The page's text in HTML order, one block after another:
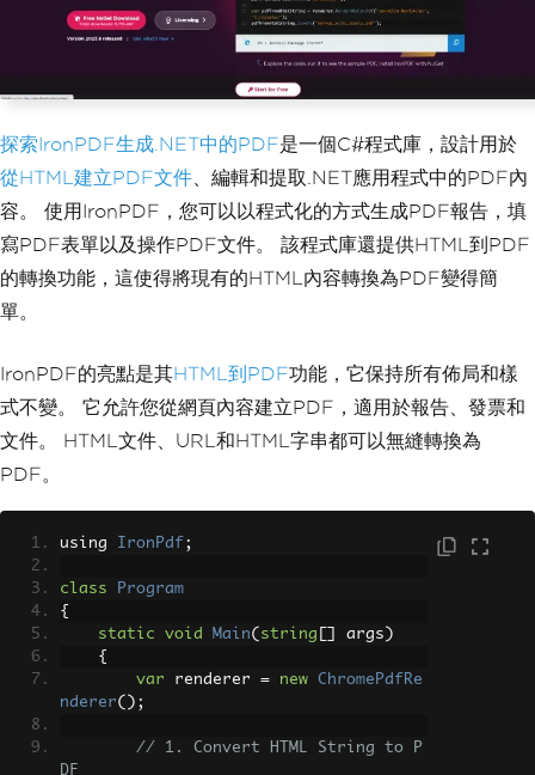
探索IronPDF生成.NET中的PDF是一個C#程式庫，設計用於
從HTML建立PDF文件 、編輯和提取.NET應用程式中的PDF內
容。 使用IronPDF，您可以以程式化的方式生成PDF報告，填
寫PDF表單以及操作PDF文件。 該程式庫還提供HTML到PDF
的轉換功能，這使得將現有的HTML內容轉換為PDF變得簡
單。
IronPDF的亮點是其HTML到PDF功能，它保持所有佈局和樣
式不變。 它允許您從網頁內容建立PDF，適用於報告、發票和
文件。 HTML文件、URL和HTML字串都可以無縫轉換為
PDF。
using IronPdf ;
class
Program
{
static
void Main( string args )
{
var renderer = new
ChromePdfRe
nderer();
// 1. Convert HTML String to P
DF